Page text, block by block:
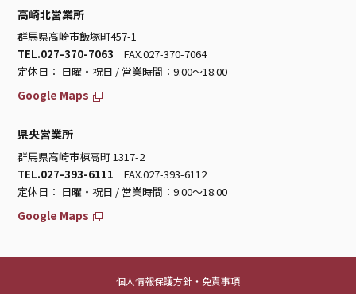
高崎北営業所
群馬県高崎市飯塚町457-1
TEL.027-370-7063 FAX.027-370-7064
定休日： 日曜・祝日 / 営業時間：9:00～18:00
Google Maps
県央営業所
群馬県高崎市棟高町 1317-2
TEL.027-393-6111 FAX.027-393-6112
定休日： 日曜・祝日 / 営業時間：9:00～18:00
Google Maps
個人情報保護方針・免責事項